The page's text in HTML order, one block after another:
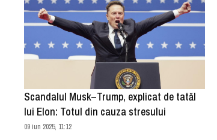
Scandalul Musk–Trump, explicat de tatăl
lui Elon: Totul din cauza stresului
09 iun 2025, 11:12